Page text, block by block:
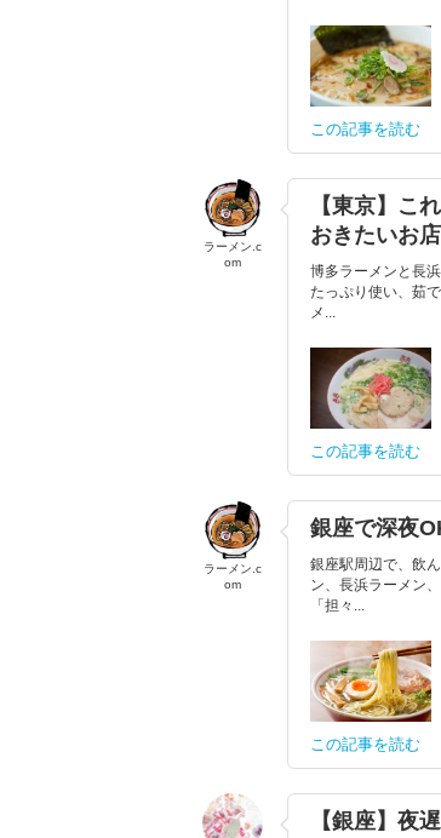
この記事を読む
ラーメン.c
om
【東京】こ
おきたいお
博多ラーメンと長
たっぷり使い、茹
メ...
この記事を読む
ラーメン.c
om
銀座で深夜
銀座駅周辺で、飲
ン、長浜ラーメン
「担々...
この記事を読む
【銀座】夜